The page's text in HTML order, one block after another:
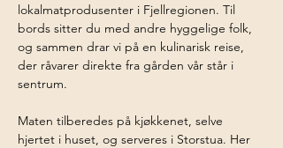
lokalmatprodusenter i Fjellregionen. Til
bords sitter du med andre hyggelige folk,
og sammen drar vi på en kulinarisk reise,
der råvarer direkte fra gården vår står i
sentrum.
Maten tilberedes på kjøkkenet, selve
hjertet i huset, og serveres i Storstua. Her